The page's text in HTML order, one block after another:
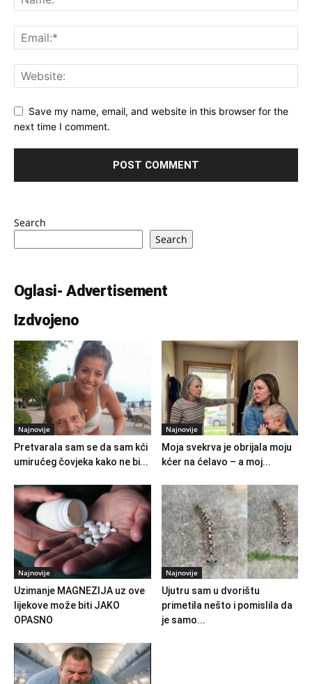
Save my name, email, and website in this browser for the
next time I comment.
Search
Search
Oglasi- Advertisement
Izdvojeno
Najnovije
Pretvarala sam se da sam kći
umirućeg čovjeka kako ne bi...
Najnovije
Moja svekrva je obrijala moju
kćer na ćelavo – a moj...
Najnovije
Uzimanje MAGNEZIJA uz ove
lijekove može biti JAKO
OPASNO
Najnovije
Ujutru sam u dvorištu
primetila nešto i pomislila da
je samo...